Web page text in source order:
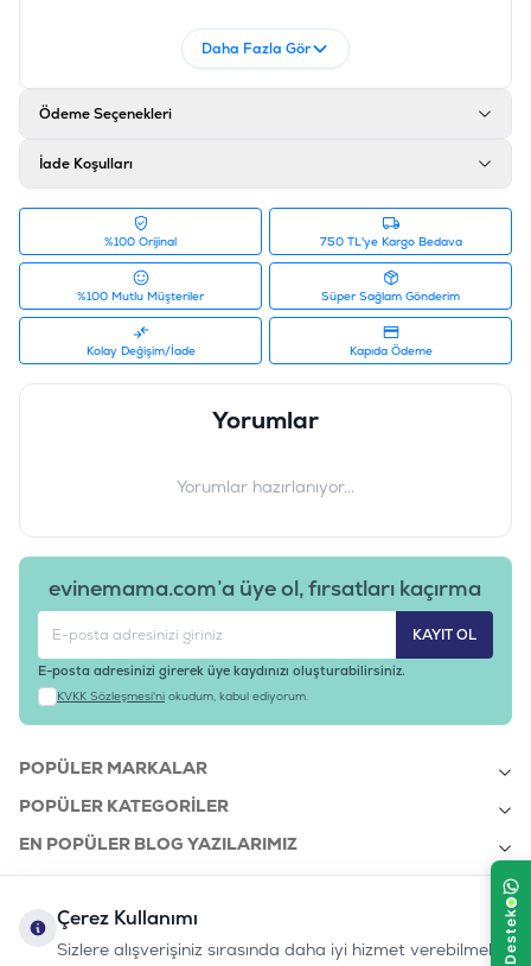
Barkod
:
8681475639432
Tedarikçi Ürün Kodu
Daha Fazla Gör
Ödeme Seçenekleri
İade Koşulları
%100 Orijinal 750 TL'ye Kargo Bedava
%100 Mutlu Müşteriler Süper Sağlam Gönderim
Kolay Değişim/İade Kapıda Ödeme
Yorumlar
Yorumlar hazırlanıyor...
evinemama.com’a üye ol, fırsatları kaçırma
KAYIT OL
E-posta adresinizi girerek üye kaydınızı oluşturabilirsiniz.
KVKK Sözleşmesi'ni okudum, kabul ediyorum.
POPÜLER MARKALAR
POPÜLER KATEGORILER
EN POPÜLER BLOG YAZILARIMIZ
KURUMSAL
Çerez Kullanımı
Sizlere alışverişiniz sırasında daha iyi hizmet verebilmek